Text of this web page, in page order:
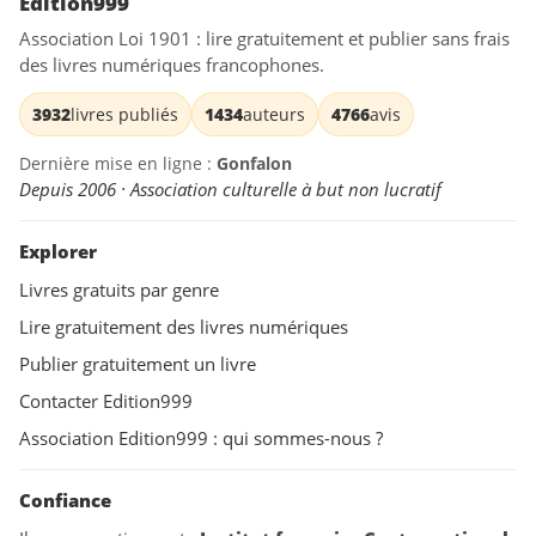
Association Loi 1901 : lire gratuitement et publier sans frais
des livres numériques francophones.
3932livres publiés 1434auteurs 4766avis
Dernière mise en ligne : Gonfalon
Depuis 2006 · Association culturelle à but non lucratif
Explorer
Livres gratuits par genre
Lire gratuitement des livres numériques
Publier gratuitement un livre
Contacter Edition999
Association Edition999 : qui sommes-nous ?
Confiance